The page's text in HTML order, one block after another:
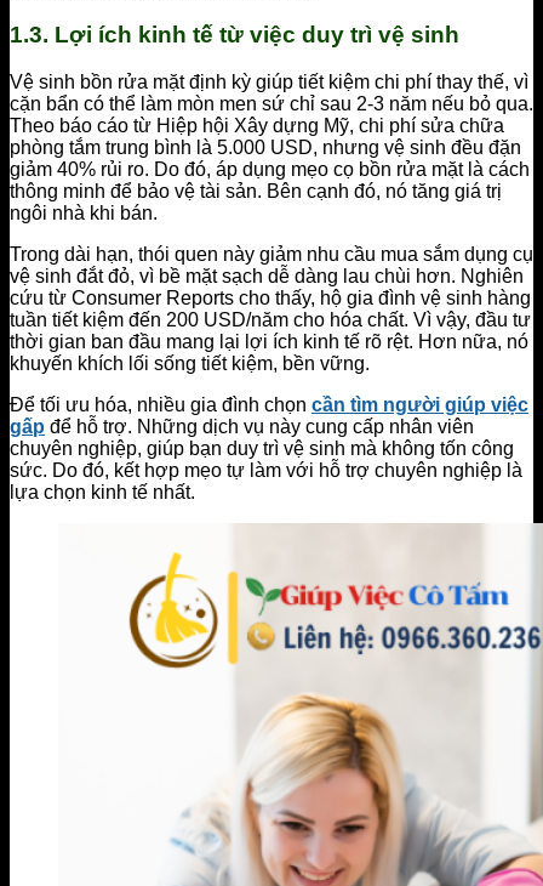
1.3. Lợi ích kinh tế từ việc duy trì vệ sinh
Vệ sinh bồn rửa mặt định kỳ giúp tiết kiệm chi phí thay thế, vì
cặn bẩn có thể làm mòn men sứ chỉ sau 2-3 năm nếu bỏ qua.
Theo báo cáo từ Hiệp hội Xây dựng Mỹ, chi phí sửa chữa
phòng tắm trung bình là 5.000 USD, nhưng vệ sinh đều đặn
giảm 40% rủi ro. Do đó, áp dụng mẹo cọ bồn rửa mặt là cách
thông minh để bảo vệ tài sản. Bên cạnh đó, nó tăng giá trị
ngôi nhà khi bán.
Trong dài hạn, thói quen này giảm nhu cầu mua sắm dụng cụ
vệ sinh đắt đỏ, vì bề mặt sạch dễ dàng lau chùi hơn. Nghiên
cứu từ Consumer Reports cho thấy, hộ gia đình vệ sinh hàng
tuần tiết kiệm đến 200 USD/năm cho hóa chất. Vì vậy, đầu tư
thời gian ban đầu mang lại lợi ích kinh tế rõ rệt. Hơn nữa, nó
khuyến khích lối sống tiết kiệm, bền vững.
Để tối ưu hóa, nhiều gia đình chọn cần tìm người giúp việc
gấp để hỗ trợ. Những dịch vụ này cung cấp nhân viên
chuyên nghiệp, giúp bạn duy trì vệ sinh mà không tốn công
sức. Do đó, kết hợp mẹo tự làm với hỗ trợ chuyên nghiệp là
lựa chọn kinh tế nhất.